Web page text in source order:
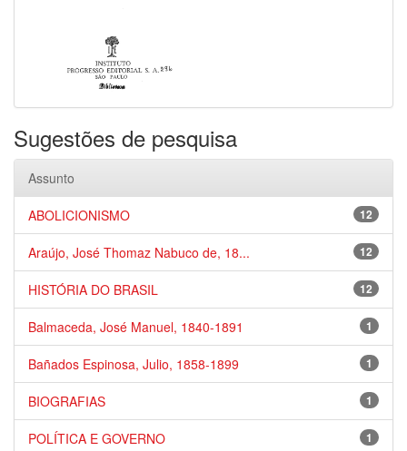
Sugestões de pesquisa
Assunto
12
ABOLICIONISMO
12
Araújo, José Thomaz Nabuco de, 18...
12
HISTÓRIA DO BRASIL
1
Balmaceda, José Manuel, 1840-1891
1
Bañados Espinosa, Julio, 1858-1899
1
BIOGRAFIAS
1
POLÍTICA E GOVERNO